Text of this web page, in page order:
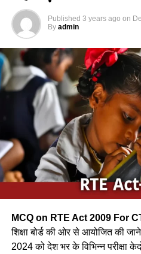
MCQ For CTET Exam
Q.1 कोई पक्षी पेड़ की ऊँची डाल पर
सकता है | / A bird builds its
can be a bird.
(a) शकरखोरा / sugar cane
(b) कलचिडी / Kalchidi
(c) कौआ /Crow
(d) फाखता /
Ans-c
Q.2 निम्नलिखित में से कौन-सा पक्षी
घोंसला बनाता है ?
Published 3 years ago on
By admin
MCQ on RTE Act 2009 For
शिक्षा बोर्ड की ओर से आयोजित की
2024 को देश भर के विभिन्न परीक्षा